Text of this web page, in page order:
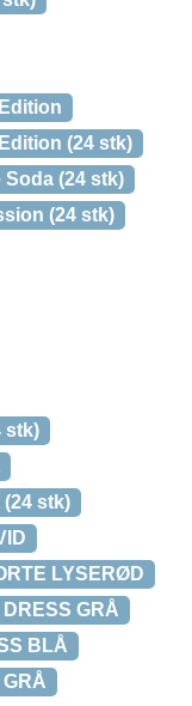
(24 stk)
Soda (24 stk)
(24 stk)
stk)
(24 stk)
LYSERØD
GRÅ
BLÅ
GRÅ